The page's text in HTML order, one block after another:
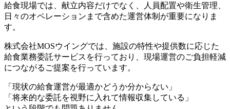
給食現場では、献立内容だけでなく、人員配置や衛生管理、
日々のオペレーションまで含めた運営体制が重要になりま
す。
株式会社MOSウイングでは、施設の特性や提供数に応じた
給食業務委託サービスを行っており、現場運営のご負担軽減
につながるご提案を行っています。
「現状の給食運営が最適かどうか分からない」
「将来的な委託を視野に入れて情報収集している」